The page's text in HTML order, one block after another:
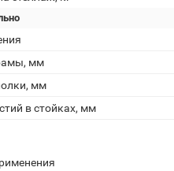
мм
мм
в стойках, мм